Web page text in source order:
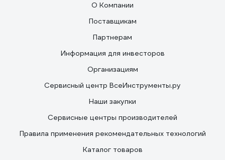
О Компании
Поставщикам
Партнерам
Информация для инвесторов
Организациям
Сервисный центр ВсеИнструменты.ру
Наши закупки
Сервисные центры производителей
Правила применения рекомендательных технологий
Каталог товаров